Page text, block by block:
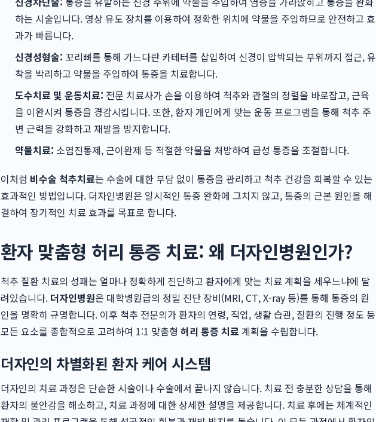
하는 시술입니다. 영상 유도 장치를 이용하여 정확한 위치에 약물을 주입하므로 안전하고 효
과가 빠릅니다.
신경성형술: 꼬리뼈를 통해 가느다란 카테터를 삽입하여 신경이 압박되는 부위까지 접근, 유
착을 박리하고 약물을 주입하여 통증을 치료합니다.
도수치료 및 운동치료: 전문 치료사가 손을 이용하여 척추와 관절의 정렬을 바로잡고, 근육
을 이완시켜 통증을 경감시킵니다. 또한, 환자 개인에게 맞는 운동 프로그램을 통해 척추 주
변 근력을 강화하고 재발을 방지합니다.
약물치료: 소염진통제, 근이완제 등 적절한 약물을 처방하여 급성 통증을 조절합니다.
이처럼 비수술 척추치료는 수술에 대한 부담 없이 통증을 관리하고 척추 건강을 회복할 수 있는
효과적인 방법입니다. 더자인병원은 일시적인 통증 완화에 그치지 않고, 통증의 근본 원인을 해
결하여 장기적인 치료 효과를 목표로 합니다.
환자 맞춤형 허리 통증 치료: 왜 더자인병원인가?
척추 질환 치료의 성패는 얼마나 정확하게 진단하고 환자에게 맞는 치료 계획을 세우느냐에 달
려있습니다. 더자인병원은 대학병원급의 정밀 진단 장비(MRI, CT, X-ray 등)를 통해 통증의 원
인을 명확히 규명합니다. 이후 척추 전문의가 환자의 연령, 직업, 생활 습관, 질환의 진행 정도 등
모든 요소를 종합적으로 고려하여 1:1 맞춤형 허리 통증 치료계획을 수립합니다.
더자인의 차별화된 환자 케어 시스템
더자인의 치료 과정은 단순한 시술이나 수술에서 끝나지 않습니다. 치료 전 충분한 상담을 통해
환자의 불안감을 해소하고, 치료 과정에 대한 상세한 설명을 제공합니다. 치료 후에는 체계적인